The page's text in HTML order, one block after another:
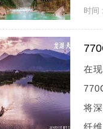
时间
在
将
纤